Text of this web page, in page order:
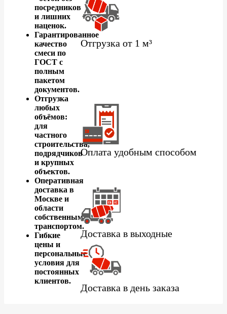
посредников
и лишних
наценок.
Гарантированное
качество
смеси по
ГОСТ с
полным
пакетом
документов.
Отгрузка
любых
объёмов:
для
частного
строительства,
подрядчиков
и крупных
объектов.
Оперативная
доставка в
Москве и
области
собственным
транспортом.
Гибкие
цены и
персональные
условия для
постоянных
клиентов.
Отгрузка от 1 м³
Оплата удобным способом
Доставка в выходные
Доставка в день заказа